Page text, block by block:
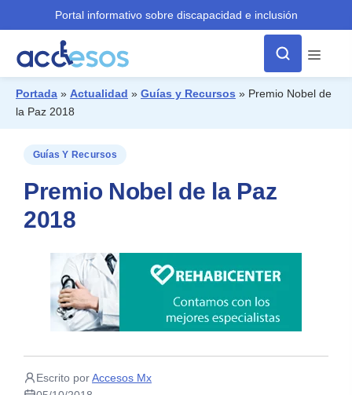
Portal informativo sobre discapacidad e inclusión
Menú
¿Qué buscas?
Portada » Actualidad » Guías y Recursos » Premio Nobel de
la Paz 2018
Guías Y Recursos
Premio Nobel de la Paz
2018
Escrito porAccesos Mx